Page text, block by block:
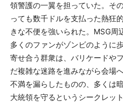
領警護の一翼を担っていた。そ
っても数千ドルを支払った熱狂
きな不便を強いられた。MSG周
多くのファンがゾンビのように
寄せ合う群衆は、バリケードや
だ複雑な迷路を進みながら会場
不満を漏らしたものの、多くは
大統領を守るというシークレッ